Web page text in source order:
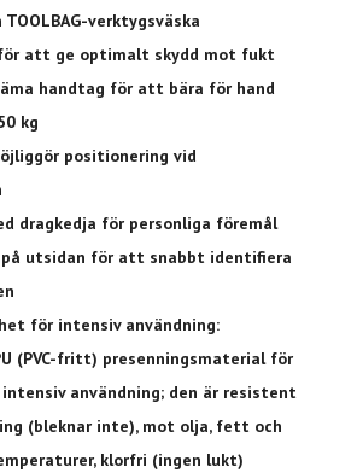
verktygsväska
att ge optimalt skydd mot fukt
handtag för att bära för hand
kg
positionering vid
dragkedja för personliga föremål
utsidan för att snabbt identifiera
för intensiv användning:
(PVC-fritt) presenningsmaterial för
användning; den är resistent
(bleknar inte), mot olja, fett och
klorfri (ingen lukt)